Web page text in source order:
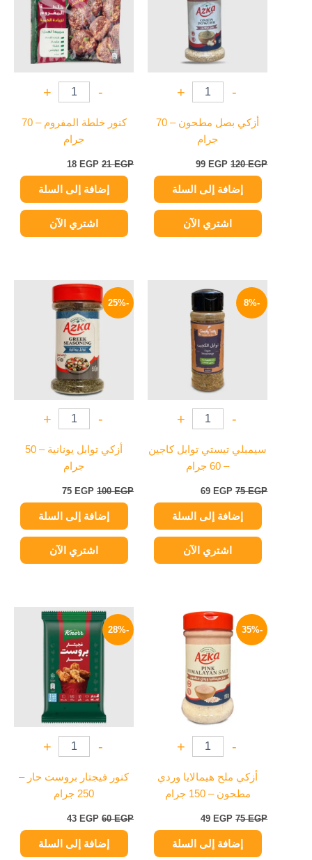
-
+
أزكي بصل مطحون – 70
جرام
120EGP
99 EGP
إضافة إلى السلة
اشتري الآن
-
+
كنور خلطة المفروم – 70
جرام
21EGP
18 EGP
إضافة إلى السلة
اشتري الآن
-8%
-
+
سيمبلي تيستي توابل كاجين
– 60 جرام
75EGP
الأصلي
هو:
75 EGP.
69 EGP
الحالي
هو:
69 EGP.
إضافة إلى السلة
اشتري الآن
-25%
-
+
أزكي توابل يونانية – 50
جرام
100EGP
السعر
الأصلي
هو:
100 EGP.
75 EGP
السعر
هو:
75 EGP.
إضافة إلى السلة
اشتري الآن
-35%
-
+
أزكي ملح هيمالايا وردي
مطحون – 150 جرام
75EGP
السعر
الأصلي
هو:
75 EGP.
49 EGP
السعر
هو:
49 EGP.
إضافة إلى السلة
-28%
-
+
كنور فيجتار بروست حار –
250 جرام
60EGP
السعر
الأصلي
هو:
60 EGP.
43 EGP
السعر
الحالي
هو:
43 EGP.
إضافة إلى السلة